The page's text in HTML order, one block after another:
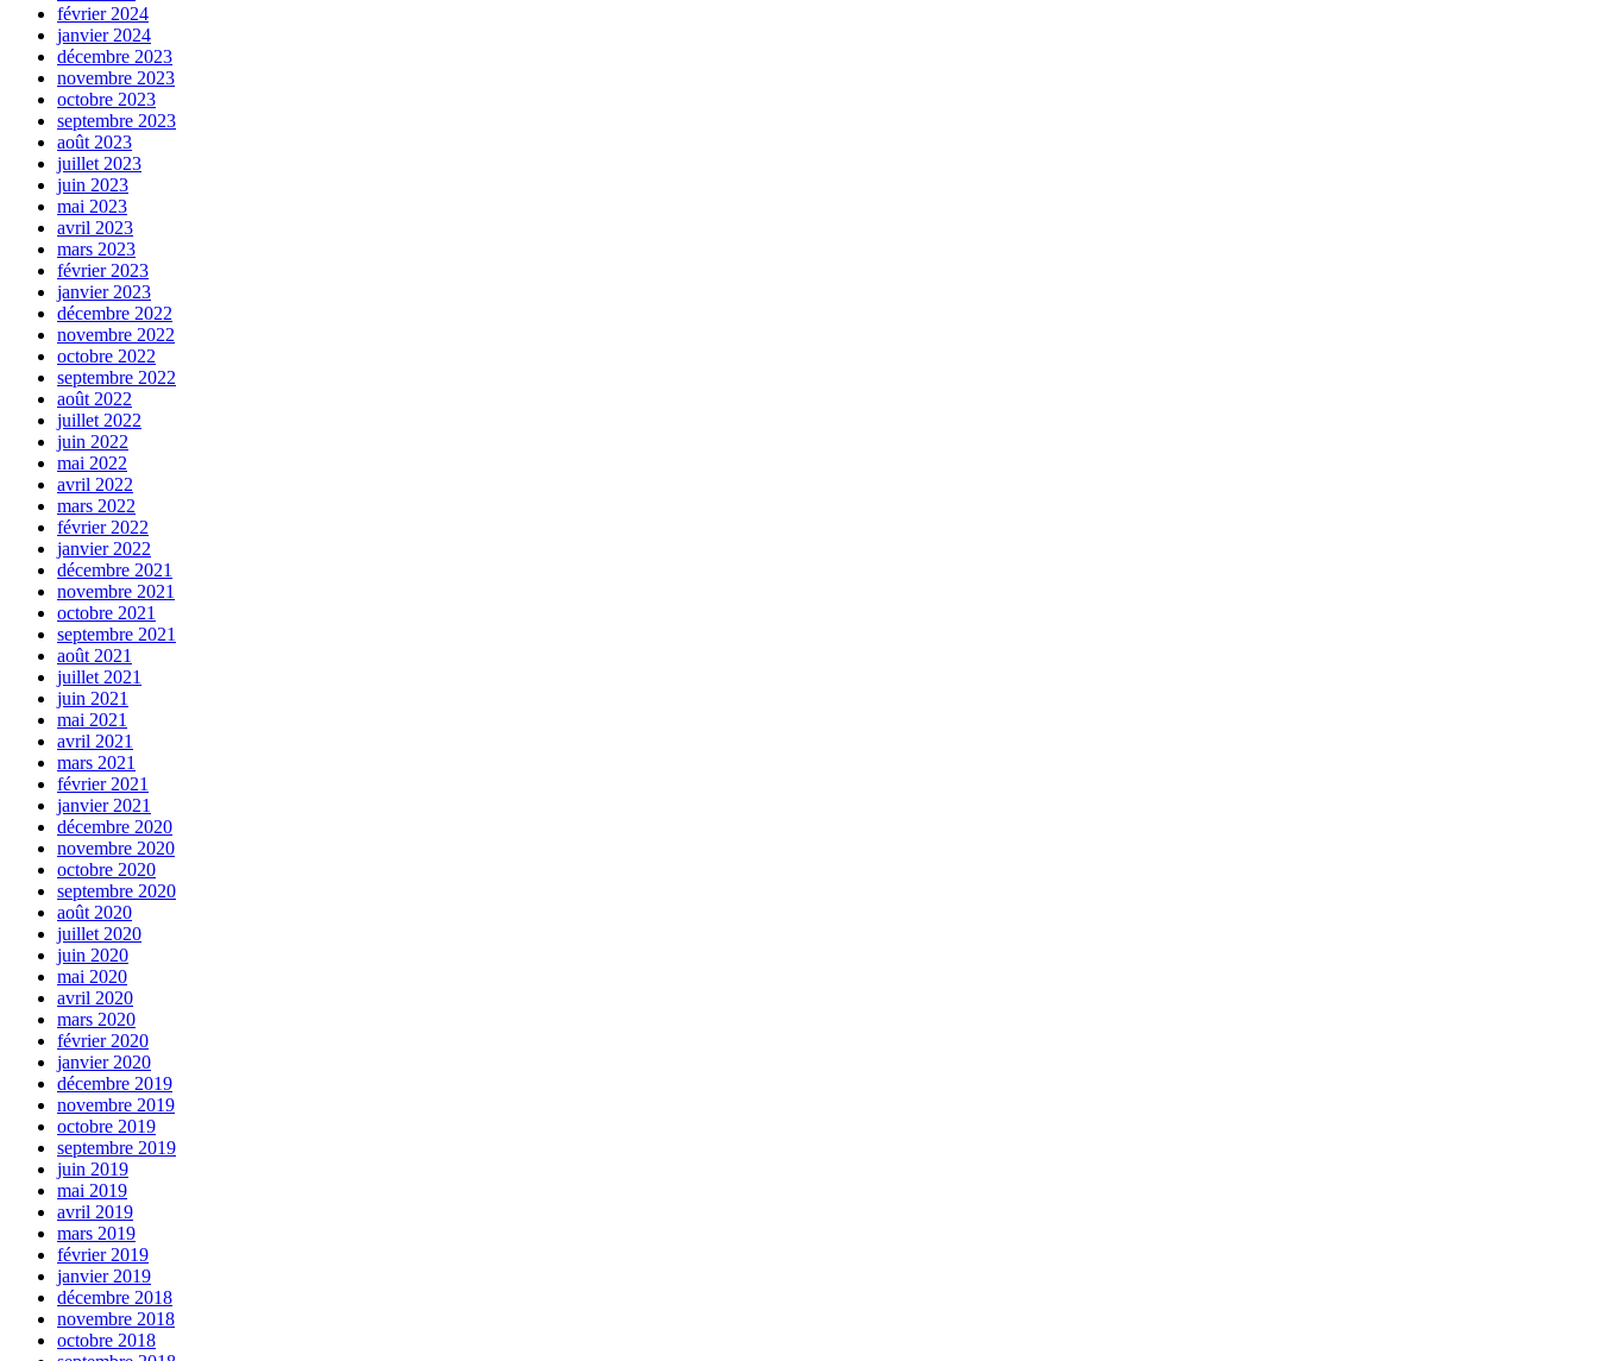
février 2024
janvier 2024
décembre 2023
novembre 2023
octobre 2023
septembre 2023
août 2023
juillet 2023
juin 2023
mai 2023
avril 2023
mars 2023
février 2023
janvier 2023
décembre 2022
novembre 2022
octobre 2022
septembre 2022
août 2022
juillet 2022
juin 2022
mai 2022
avril 2022
mars 2022
février 2022
janvier 2022
décembre 2021
novembre 2021
octobre 2021
septembre 2021
août 2021
juillet 2021
juin 2021
mai 2021
avril 2021
mars 2021
février 2021
janvier 2021
décembre 2020
novembre 2020
octobre 2020
septembre 2020
août 2020
juillet 2020
juin 2020
mai 2020
avril 2020
mars 2020
février 2020
janvier 2020
décembre 2019
novembre 2019
octobre 2019
septembre 2019
juin 2019
mai 2019
avril 2019
mars 2019
février 2019
janvier 2019
décembre 2018
novembre 2018
octobre 2018